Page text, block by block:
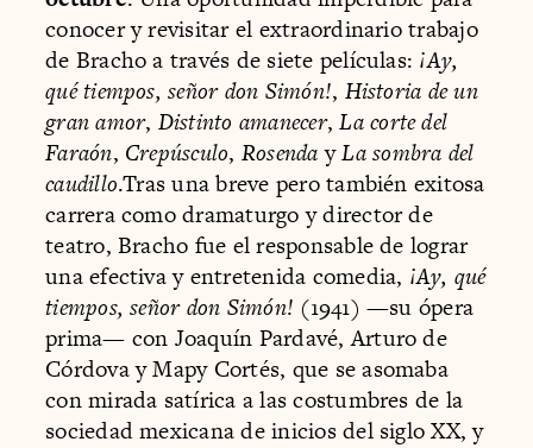
conocer y revisitar el extraordinario trabajo
de Bracho a través de siete películas: ¡Ay,
qué tiempos, señor don Simón!, Historia de un
gran amor, Distinto amanecer,La corte del
Faraón, Crepúsculo, RosendayLa sombra del
caudillo.Tras una breve pero también exitosa
carrera como dramaturgo y director de
teatro, Bracho fue el responsable de lograr
una efectiva y entretenida comedia, ¡Ay, qué
tiempos, señor don Simón! (1941) —su ópera
prima— con Joaquín Pardavé, Arturo de
Córdova y Mapy Cortés, que se asomaba
con mirada satírica a las costumbres de la
sociedad mexicana de inicios del siglo XX, y